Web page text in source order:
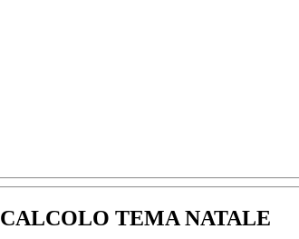
CALCOLO TEMA NATALE